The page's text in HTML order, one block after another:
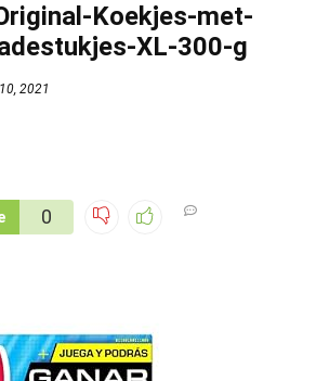
Koekjes-met-
XL-300-g
2021
0